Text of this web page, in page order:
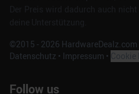
©2015 - 2026
Datenschutz • Impressum •
Follow us